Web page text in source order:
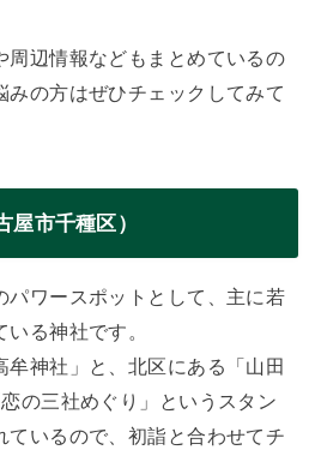
周辺情報などもまとめているの
みの方はぜひチェックしてみて
屋市千種区）
パワースポットとして、主に若
る神社です。
牟神社」と、北区にある「山田
の三社めぐり」というスタン
ているので、初詣と合わせてチ